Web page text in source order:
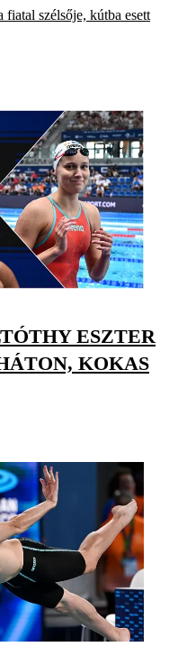
szélsője, kútba esett
ESZTER
KOKAS